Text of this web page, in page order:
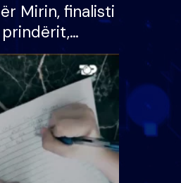
Mirin, finalisti
letër divorci